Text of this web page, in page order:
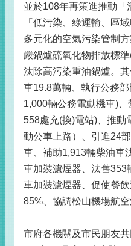
並於108年再策進推動「
「低污染、綠運輸、區
多元化的空氣污染管制
嚴鍋爐硫氧化物排放標
汰除高污染重油鍋爐。
車19.8萬輛、執行公務
1,000輛公務電動機車)
558處充(換)電站)、推動
動公車上路）、引進24
車、補助1,913輛柴油車
車加裝濾煙器、汰舊353
車加裝濾煙器、促使餐
85%、協調松山機場航空
市府各機關及市民朋友